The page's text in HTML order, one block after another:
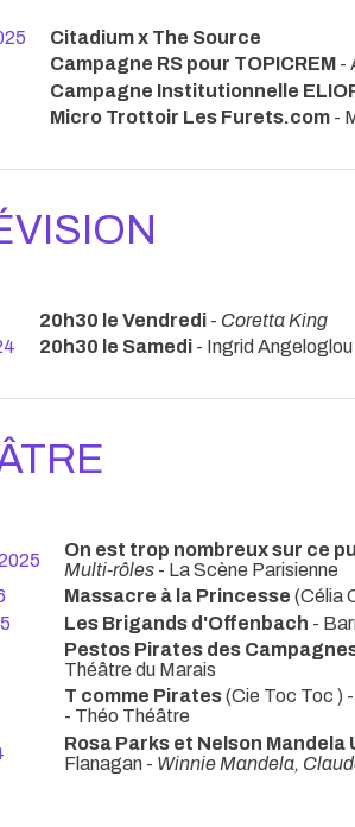
Citadium x The Source
Campagne RS pour TOPICREM -
Campagne Institutionnelle
Micro Trottoir Les Furets.com -
20h30 le Vendredi - Coretta King
20h30 le Samedi - Ingrid Angeloglou
On est trop nombreux sur ce
Multi-rôles - La Scène Parisienne
Massacre à la Princesse (Célia
Les Brigands d'Offenbach -
Pestos Pirates des
Théâtre du Marais
T comme Pirates(Cie Toc Toc ) -
- Théo Théâtre
Rosa Parks et Nelson Mandela
Flanagan - Winnie Mandela,